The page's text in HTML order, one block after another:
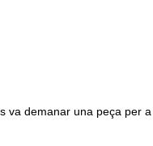
demanar una peça per